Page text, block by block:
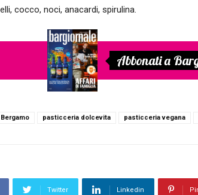
cocco, noci, anacardi, spirulina.
Abbonati a
pasticceria dolcevita pasticceria vegana
Twitter Linkedin